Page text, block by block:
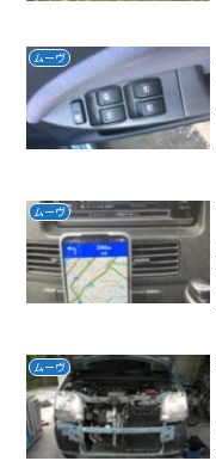
ムーヴ
ムーヴ
ムーヴ